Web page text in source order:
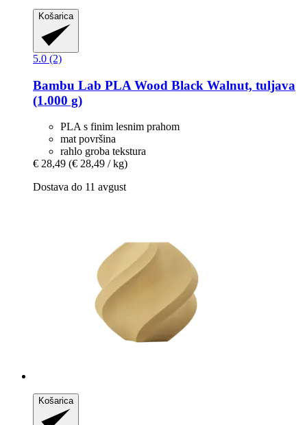
Košarica
5.0 (2)
Bambu Lab PLA Wood Black Walnut, tuljava
(1.000 g)
PLA s finim lesnim prahom
mat površina
rahlo groba tekstura
€ 28,49 (€ 28,49 / kg)
Dostava do 11 avgust
Košarica